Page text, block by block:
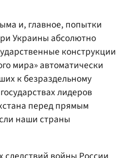
и, главное, попытки
Украины абсолютно
конструкции
мира» автоматически
к безраздельному
лидеров
перед прямым
наши страны